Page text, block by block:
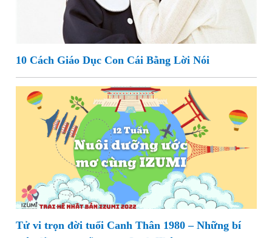
10 Cách Giáo Dục Con Cái Bằng Lời Nói
Tử vi trọn đời tuổi Canh Thân 1980 – Những bí